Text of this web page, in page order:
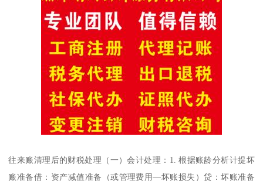
往来账清理后的财税处理（一）会计处理：1. 根据账龄分析计提坏
账准备借：资产减值准备（或管理费用—坏账损失）贷：坏账准备